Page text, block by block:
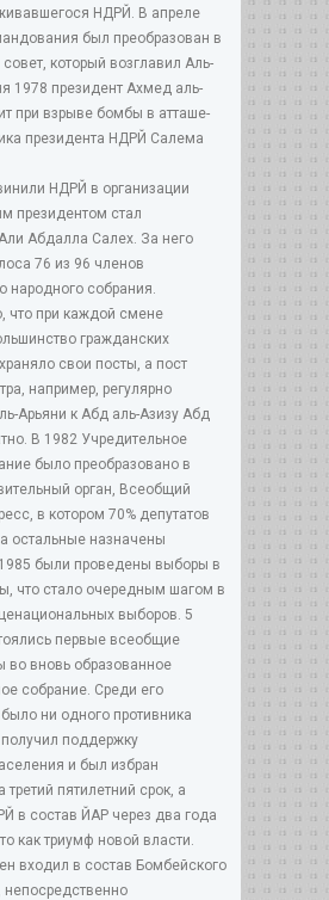
НДРЙ. В апреле
был преобразован в
который возглавил Аль-
1978 президент Ахмед аль-
при взрыве бомбы в атташе-
президента НДРЙ Салема
НДРЙ в организации
президентом стал
Абдалла Салех. За него
76 из 96 членов
народного собрания.
что при каждой смене
гражданских
свои посты, а пост
например, регулярно
Арьяни к Абд аль-Азизу Абд
В 1982 Учредительное
было преобразовано в
орган, Всеобщий
в котором 70% депутатов
остальные назначены
были проведены выборы в
что стало очередным шагом в
выборов. 5
первые всеобщие
вновь образованное
собрание. Среди его
ни одного противника
поддержку
и был избран
третий пятилетний срок, а
в состав ЙАР через два года
как триумф новой власти.
входил в состав Бомбейского
непосредственно